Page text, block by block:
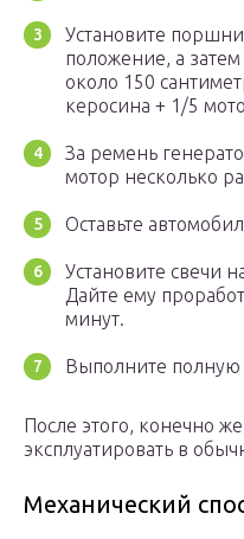
Установите
положение, а
около 150
керосина + 1/5
За ремень
мотор несколько
Оставьте
Установите свечи
Дайте ему
минут.
Выполните полную
После этого, конечно
эксплуатировать в
Механический